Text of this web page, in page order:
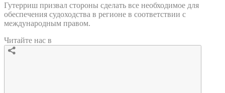
Гутерриш призвал стороны сделать все необходимое для
обеспечения судоходства в регионе в соответствии с
международным правом.
Читайте нас в